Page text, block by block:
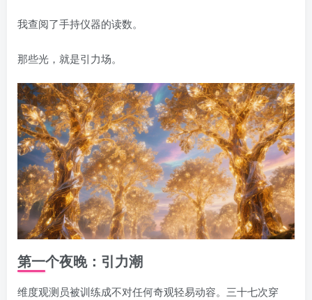
我查阅了手持仪器的读数。
那些光，就是引力场。
第一个夜晚：引力潮
维度观测员被训练成不对任何奇观轻易动容。三十七次穿